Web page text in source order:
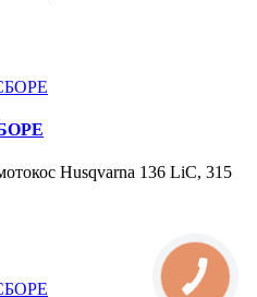
Husqvarna 136 LiC, 315